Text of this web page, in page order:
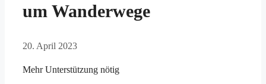
um Wanderwege
20. April 2023
Mehr Unterstützung nötig